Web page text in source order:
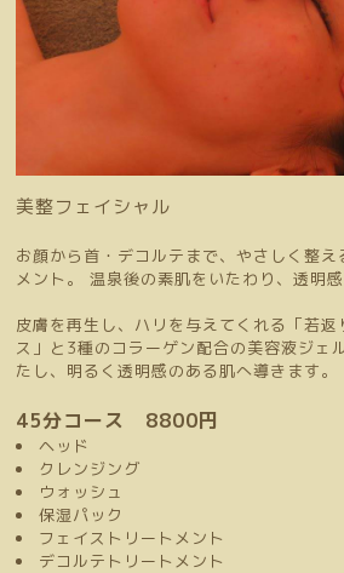
美整フェイシャル
お顔から首・デコルテまで、やさしく整え
メント。 温泉後の素肌をいたわり、透明感
皮膚を再生し、ハリを与えてくれる「若
ス」と3種のコラーゲン配合の美容液ジェ
たし、明るく透明感のある肌へ導きます。
45分コース 8800円
ヘッド
クレンジング
ウォッシュ
保湿パック
フェイストリートメント
デコルテトリートメント